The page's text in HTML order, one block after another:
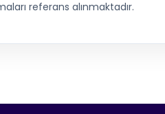
referans alınmaktadır.